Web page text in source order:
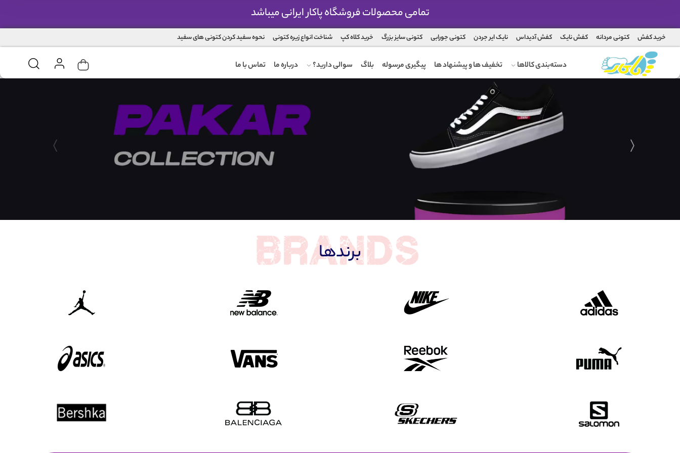
تمامی محصولات فروشگاه پاکار ایرانی میباشد
خرید کفش کتونی مردانه کفش نایک کفش آدیداس نایک ایر جردن کتونی جورابی کتونی سایز بزرگ خرید کلاه کپ شناخت انواع زیره کتونی نحوه سفید کردن کتونی های سفید
دسته‌بندی کالاها تخفیف ها و پیشنهاد ها پیگیری مرسوله بلاگ سوالی دارید؟ درباره ما تماس با ما
برندها